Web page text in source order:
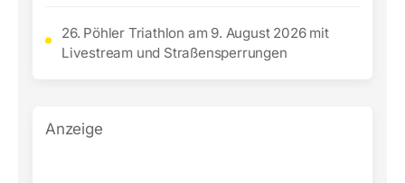
26. Pöhler Triathlon am 9. August 2026 mit
Livestream und Straßensperrungen
Anzeige